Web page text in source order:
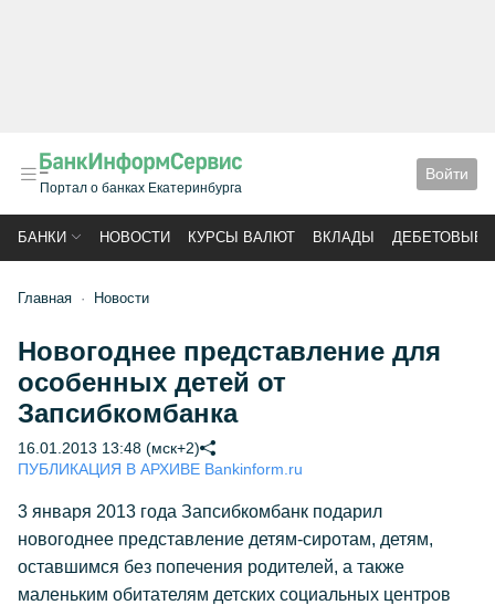
Портал о банках Екатеринбурга
Войти
БАНКИ НОВОСТИ КУРСЫ ВАЛЮТ ВКЛАДЫ ДЕБЕТОВЫЕ
Главная Новости
Новогоднее представление для
особенных детей от
Запсибкомбанка
16.01.2013 13:48 (мск+2)
ПУБЛИКАЦИЯ В АРХИВЕ Bankinform.ru
3 января 2013 года Запсибкомбанк подарил
новогоднее представление детям-сиротам, детям,
оставшимся без попечения родителей, а также
маленьким обитателям детских социальных центров